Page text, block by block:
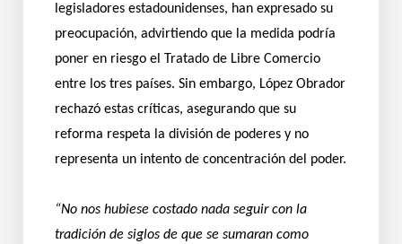
legisladores estadounidenses, han expresado su
preocupación, advirtiendo que la medida podría
poner en riesgo el Tratado de Libre Comercio
entre los tres países. Sin embargo, López Obrador
rechazó estas críticas, asegurando que su
reforma respeta la división de poderes y no
representa un intento de concentración del poder.
“No nos hubiese costado nada seguir con la
tradición de siglos de que se sumaran como